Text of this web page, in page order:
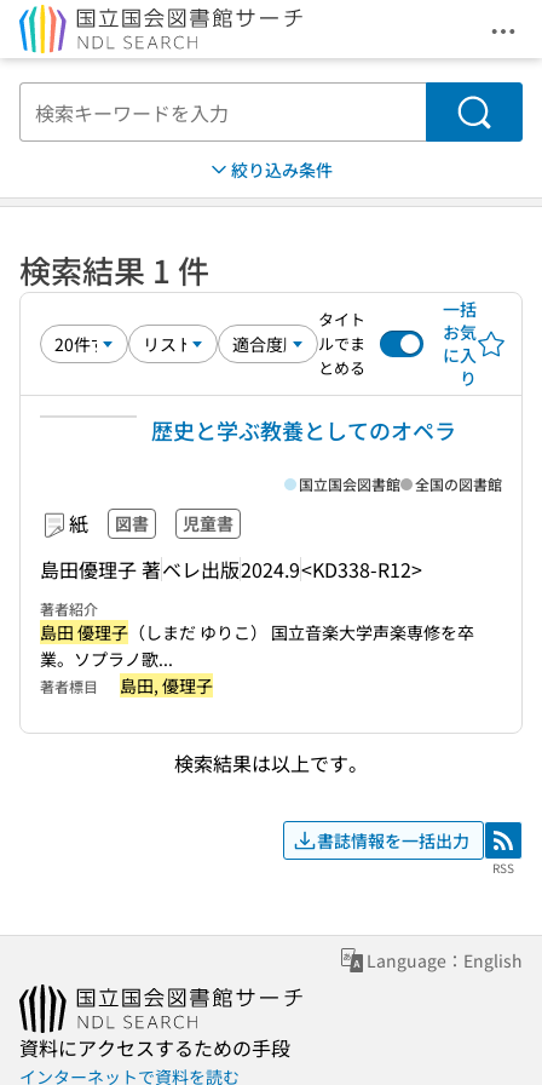
メ
検索
絞り込み条件
検索結果 1 件
タイト
ルでま
とめる
一括
お気
に入
り
歴史と学ぶ教養としてのオペラ
紙 図書 児童書
島田優理子 著ベレ出版2024.9<KD338-R12>
国立国会図書館 全国の図書館
著者紹介
島田 優理子 （しまだ ゆりこ） 国立音楽大学声楽専修を卒
業。ソプラノ歌...
著者標目 島田, 優理子
検索結果は以上です。
書誌情報を一括出力 RSS
RSS
Language：English
資料にアクセスするための手段
インターネットで資料を読む